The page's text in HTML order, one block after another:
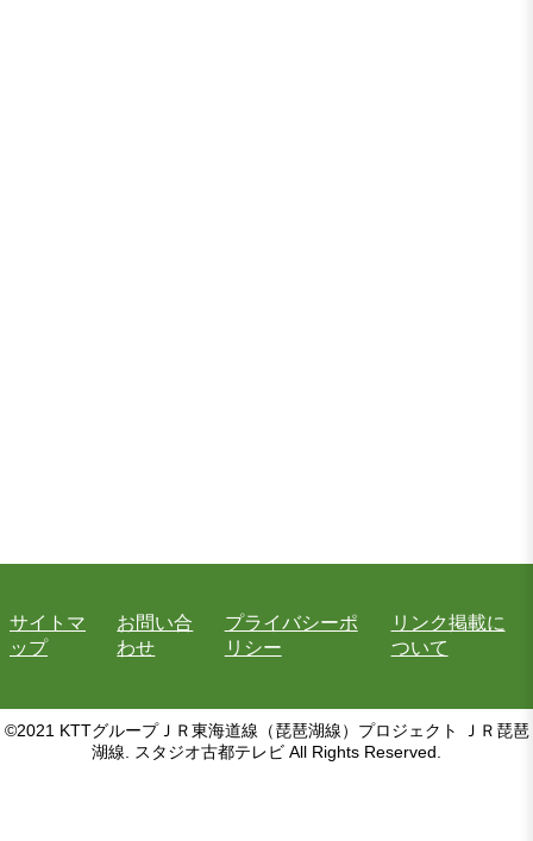
サイトマ
ップ
お問い合
わせ
プライバシーポ
リシー
リンク掲載に
ついて
©2021 KTTグループＪＲ東海道線（琵琶湖線）プロジェクト ＪＲ琵琶
湖線. スタジオ古都テレビ All Rights Reserved.